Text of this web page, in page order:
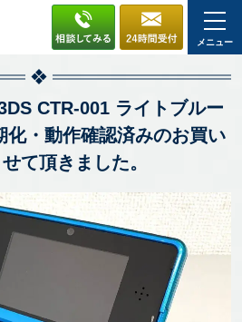
メニュー
CTR-001 ライトブルー
化・動作確認済みのお買い
て頂きました。